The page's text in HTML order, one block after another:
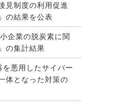
見制度の利用促進
の結果を公表
企業の脱炭素に関
の集計結果
悪用したサイバー
体となった対策の